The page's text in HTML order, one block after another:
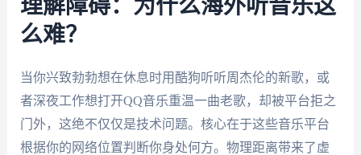
理解障碍：为什么海外听音乐这
么难？
当你兴致勃勃想在休息时用酷狗听听周杰伦的新歌，或
者深夜工作想打开QQ音乐重温一曲老歌，却被平台拒之
门外，这绝不仅仅是技术问题。核心在于这些音乐平台
根据你的网络位置判断你身处何方。物理距离带来了虚